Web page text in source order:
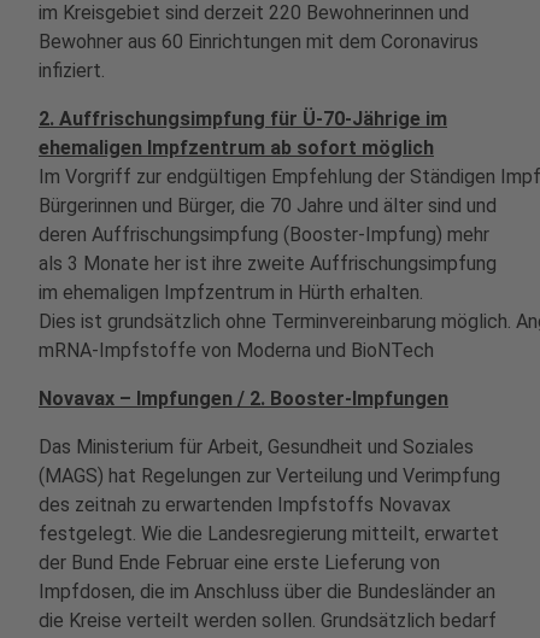
im Kreisgebiet sind derzeit 220 Bewohnerinnen und
Bewohner aus 60 Einrichtungen mit dem Coronavirus
infiziert.
2. Auffrischungsimpfung für Ü-70-Jährige im
ehemaligen Impfzentrum ab sofort möglich
Im Vorgriff zur endgültigen Empfehlung der Ständigen
Bürgerinnen und Bürger, die 70 Jahre und älter sind und
deren Auffrischungsimpfung (Booster-Impfung) mehr
als 3 Monate her ist ihre zweite Auffrischungsimpfung
im ehemaligen Impfzentrum in Hürth erhalten.
Dies ist grundsätzlich ohne Terminvereinbarung möglich.
mRNA-Impfstoffe von Moderna und BioNTech
Novavax – Impfungen / 2. Booster-Impfungen
Das Ministerium für Arbeit, Gesundheit und Soziales
(MAGS) hat Regelungen zur Verteilung und Verimpfung
des zeitnah zu erwartenden Impfstoffs Novavax
festgelegt. Wie die Landesregierung mitteilt, erwartet
der Bund Ende Februar eine erste Lieferung von
Impfdosen, die im Anschluss über die Bundesländer an
die Kreise verteilt werden sollen. Grundsätzlich bedarf